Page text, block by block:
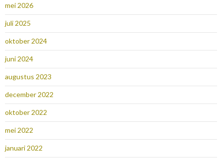
mei 2026
juli 2025
oktober 2024
juni 2024
augustus 2023
december 2022
oktober 2022
mei 2022
januari 2022